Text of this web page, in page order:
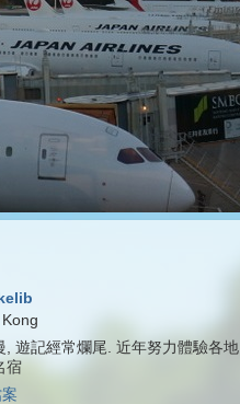
, 遊記經常爛尾. 近年努力體驗各地
宿